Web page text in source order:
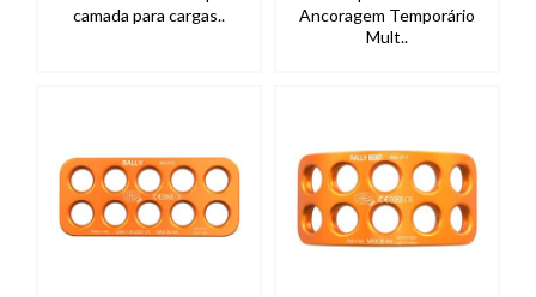
camada para cargas..
Ancoragem Temporário
Mult..